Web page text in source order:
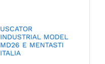
USCATOR
INDUSTRIAL MODEL
MD26 E MENTASTI
ITALIA